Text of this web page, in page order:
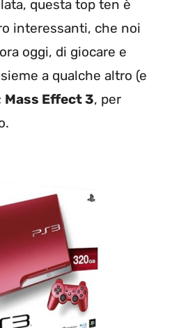
questa top ten è
interessanti, che noi
oggi, di giocare e
a qualche altro (e
Mass Effect 3, per